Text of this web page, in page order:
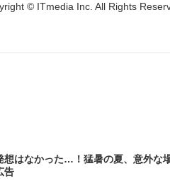
© ITmedia Inc. All Rights
想はなかった…！猛暑の夏、意外な
告